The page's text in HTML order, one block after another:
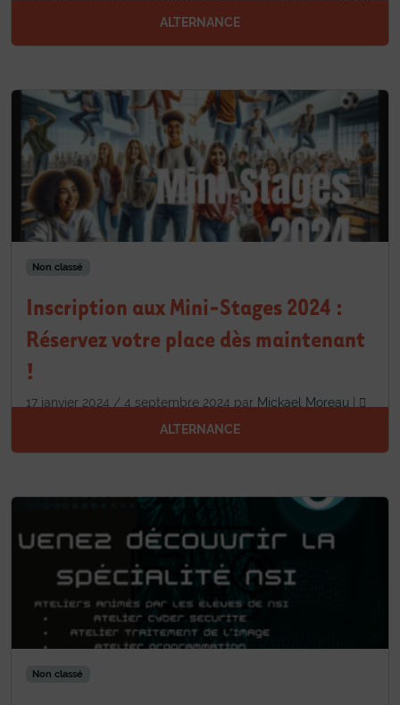
ALTERNANCE
Non classé
Inscription aux Mini-Stages 2024 :
Réservez votre place dès maintenant
!
17 janvier 2024 / 4 septembre 2024 par Mickael Moreau
Laisser un commentaire
ALTERNANCE
Non classé